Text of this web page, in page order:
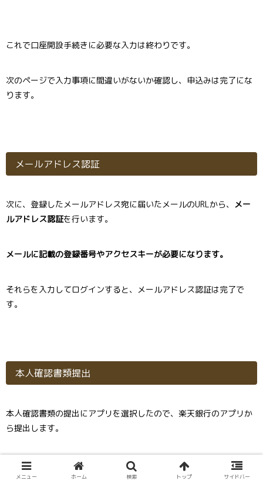
これで口座開設手続きに必要な入力は終わりです。
次のページで入力事項に間違いがないか確認し、申込みは完了にな
ります。
メールアドレス認証
次に、登録したメールアドレス宛に届いたメールのURLから、 メー
ルアドレス認証を行います。
メールに記載の登録番号やアクセスキーが必要になります。
それらを入力してログインすると、メールアドレス認証は完了で
す。
本人確認書類提出
本人確認書類の提出にアプリを選択したので、楽天銀行のアプリか
ら提出します。
楽天銀行
開発元: 楽天銀行株式会社 posted withアプリーチ
メニュー ホーム 検索 トップ サイドバー